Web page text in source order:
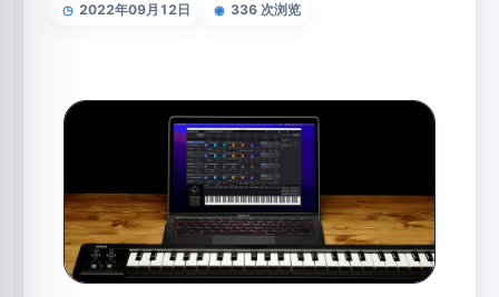
◷ 2022年09月12日 ◉ 336 次浏览